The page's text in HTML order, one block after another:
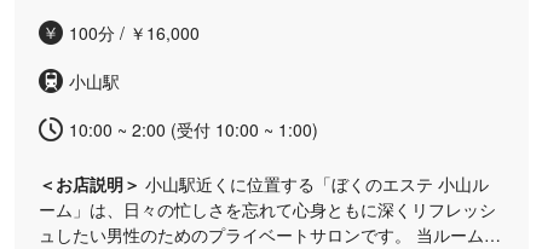
リセットし、活力に満ちた明日を迎えるための特別な場所と
100分 / ￥16,000
小山駅
10:00 ~ 2:00 (受付 10:00 ~ 1:00)
＜お店説明＞ 小山駅近くに位置する「ぼくのエステ 小山ル
ーム」は、日々の忙しさを忘れて心身ともに深くリフレッシ
ュしたい男性のためのプライベートサロンです。 当ルームで